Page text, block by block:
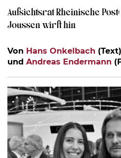
Aufsichtsrat Rheinische
Joussen wirft hin
Von Hans Onkelbach (Text)
und Andreas Endermann